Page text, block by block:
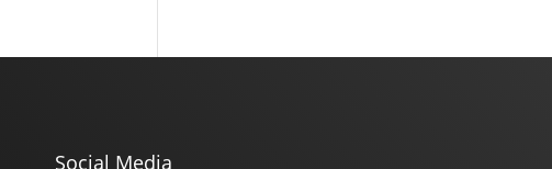
Social Media